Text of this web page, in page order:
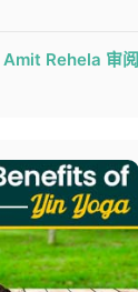
Amit Rehela 审阅